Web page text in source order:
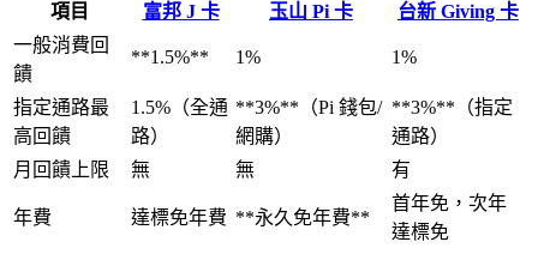
項目 富邦 J 卡 玉山 Pi 卡
台新 Giving 卡
一般消費回
饋
**1.5%** 1% 1%
指定通路最
高回饋
1.5%（全通
路）
**3%**（Pi 錢包/
網購）
**3%**（指定
通路）
月回饋上限
無 無 有
年費 達標免年費 **永久免年費**
首年免，次年
達標免